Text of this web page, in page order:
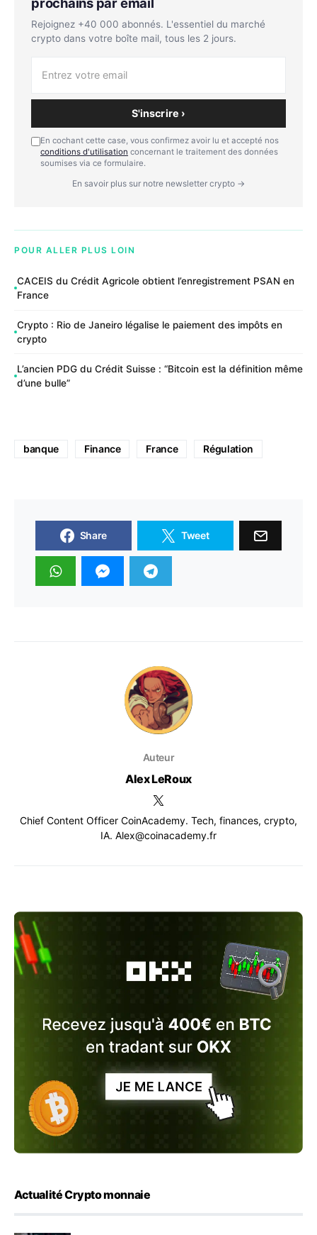
Rejoignez +40 000 abonnés. L'essentiel du marché
crypto dans votre boîte mail, tous les 2 jours.
S'inscrire ›
En cochant cette case, vous confirmez avoir lu et accepté nos
conditions d'utilisation concernant le traitement des données
soumises via ce formulaire.
En savoir plus sur notre newsletter crypto →
POUR ALLER PLUS LOIN
CACEIS du Crédit Agricole obtient l’enregistrement PSAN en
France
Crypto : Rio de Janeiro légalise le paiement des impôts en
crypto
L’ancien PDG du Crédit Suisse : “Bitcoin est la définition même
d’une bulle”
banque Finance France Régulation
Share Tweet
Auteur
Alex LeRoux
Chief Content Officer CoinAcademy. Tech, finances, crypto,
IA. Alex@coinacademy.fr
Actualité Crypto monnaie